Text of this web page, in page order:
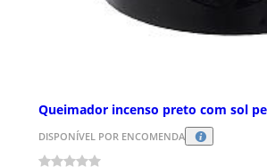
Queimador incenso preto com sol
DISPONÍVEL POR ENCOMENDA